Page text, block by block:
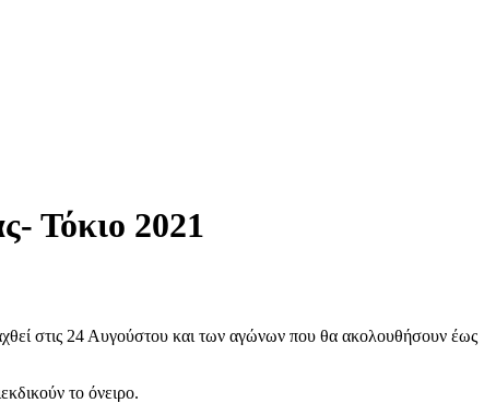
Τόκιο 2021
στις 24 Αυγούστου και των αγώνων που θα ακολουθήσουν έως
το όνειρο.